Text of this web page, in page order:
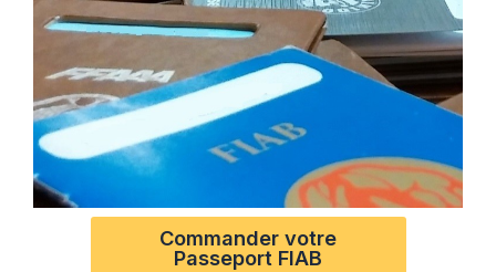
Commander votre
Passeport FIAB